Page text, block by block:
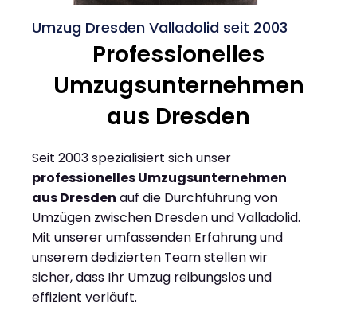
Umzug Dresden Valladolid seit 2003
Professionelles
Umzugsunternehmen
aus Dresden
Seit 2003 spezialisiert sich unser
professionelles Umzugsunternehmen
aus Dresden auf die Durchführung von
Umzügen zwischen Dresden und Valladolid.
Mit unserer umfassenden Erfahrung und
unserem dedizierten Team stellen wir
sicher, dass Ihr Umzug reibungslos und
effizient verläuft.